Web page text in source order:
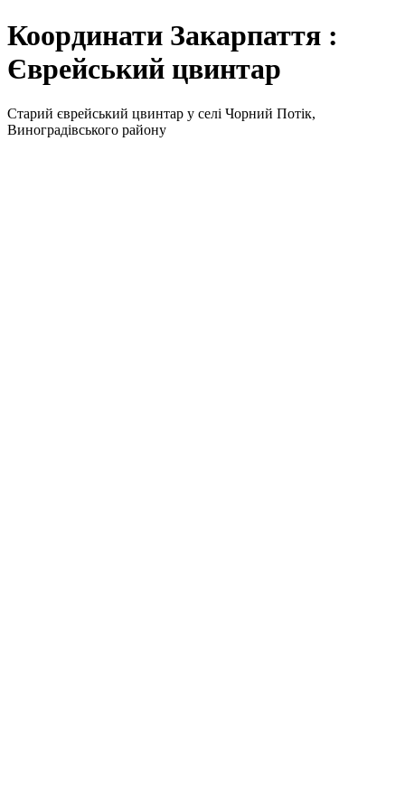
Координати Закарпаття :
Єврейський цвинтар
Старий єврейський цвинтар у селі Чорний Потік,
Виноградівського району